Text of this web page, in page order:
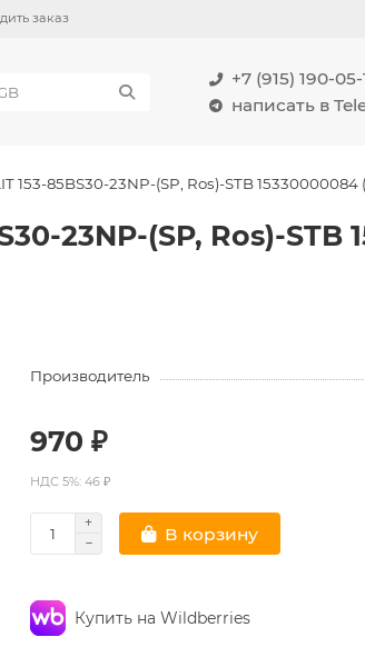
заказ
+7 (915) 190-05-
написать в
153-85BS30-23NP-(SP, Ros)-STB 15330000084
23NP-(SP, Ros)-STB
Производитель
970 ₽
НДС 5%: 46 ₽
В корзину
Купить на Wildberries